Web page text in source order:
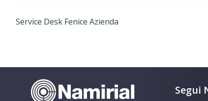
Service Desk Fenice Azienda
Segui